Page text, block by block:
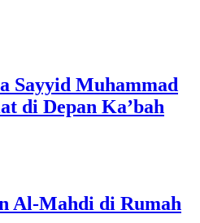
Sayyid Muhammad
di Depan Ka’bah
Al-Mahdi di Rumah